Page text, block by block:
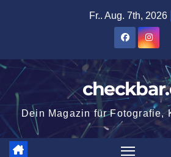
Fr.. Aug. 7th, 2026
Dein Magazin für Fotografie,